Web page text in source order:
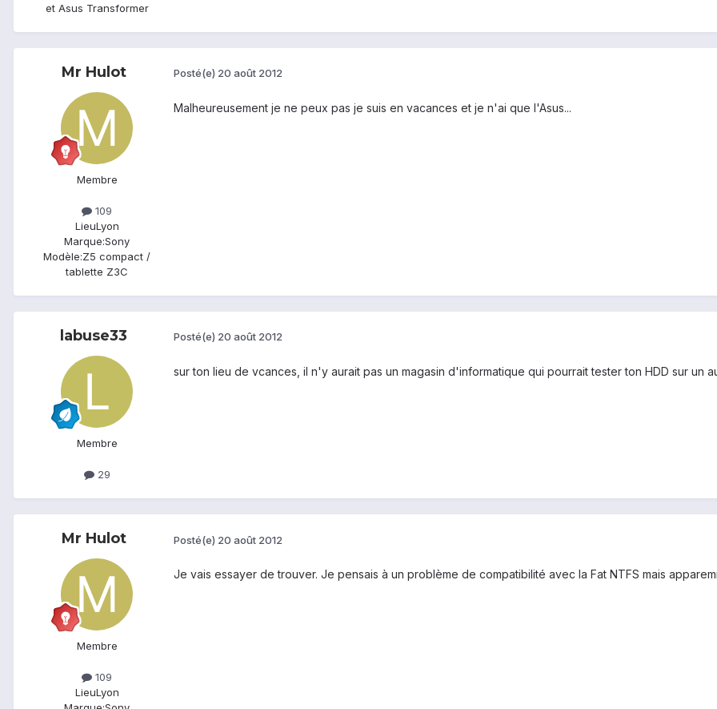
et Asus Transformer
Mr Hulot
Membre
109
LieuLyon
Marque:Sony
Modèle:Z5 compact /
tablette Z3C
Posté(e) 20 août 2012
Malheureusement je ne peux pas je suis en vacances et je n'ai que l'Asus...
labuse33
Membre
29
Posté(e) 20 août 2012
sur ton lieu de vcances, il n'y aurait pas un magasin d'informatique qui pourrait tester ton HDD sur un
Mr Hulot
Membre
109
LieuLyon
Posté(e) 20 août 2012
Je vais essayer de trouver. Je pensais à un problème de compatibilité avec la Fat NTFS mais